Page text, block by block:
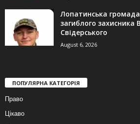
Лопатинська
загиблого
Свідерського
August 6, 2026
ПОПУЛЯРНА КАТЕГОРІЯ
Право
Цікаво